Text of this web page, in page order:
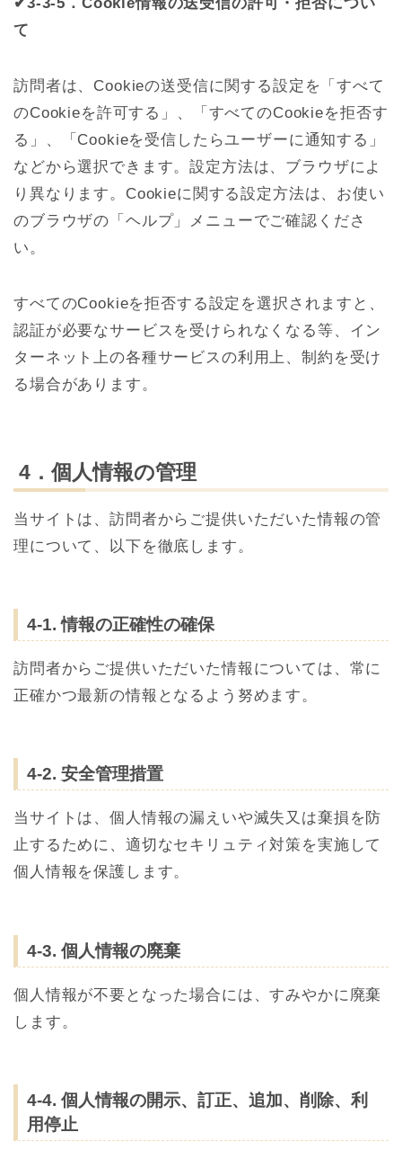
て
訪問者は、Cookieの送受信に関する設定を「すべて
のCookieを許可する」、「すべてのCookieを拒否す
る」、「Cookieを受信したらユーザーに通知する」
などから選択できます。設定方法は、ブラウザによ
り異なります。Cookieに関する設定方法は、お使い
のブラウザの「ヘルプ」メニューでご確認くださ
い。
すべてのCookieを拒否する設定を選択されますと、
認証が必要なサービスを受けられなくなる等、イン
ターネット上の各種サービスの利用上、制約を受け
る場合があります。
4．個人情報の管理
当サイトは、訪問者からご提供いただいた情報の管
理について、以下を徹底します。
4-1. 情報の正確性の確保
訪問者からご提供いただいた情報については、常に
正確かつ最新の情報となるよう努めます。
4-2. 安全管理措置
当サイトは、個人情報の漏えいや滅失又は棄損を防
止するために、適切なセキリュティ対策を実施して
個人情報を保護します。
4-3. 個人情報の廃棄
個人情報が不要となった場合には、すみやかに廃棄
します。
4-4. 個人情報の開示、訂正、追加、削除、利
用停止